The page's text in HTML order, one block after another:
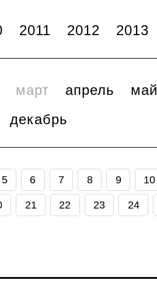
2011 2012 2013
март апрель май
декабрь
5 6 7 8 9 10
21 22 23 24